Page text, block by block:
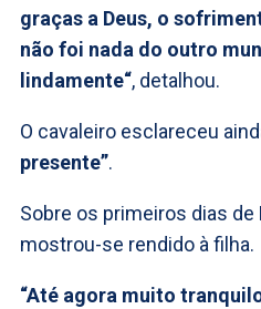
graças a Deus, o
não foi nada do outro
lindamente“, detalhou.
O cavaleiro esclareceu
presente”.
Sobre os primeiros dias de
mostrou-se rendido à filha.
“Até agora muito